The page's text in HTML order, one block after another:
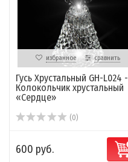
избранное сравнить
Гусь Хрустальный GH-L024 -
Колокольчик хрустальный
«Сердце»
(0)
600 руб.